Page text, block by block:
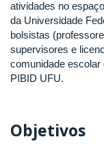
atividades no
da Universidade
bolsistas
supervisores e
comunidade
PIBID UFU.
Objetivos